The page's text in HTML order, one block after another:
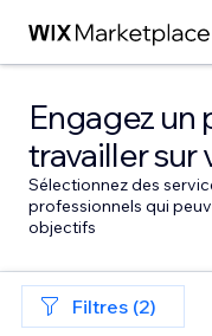
Engagez
travailler sur
Sélectionnez des
professionnels qui
objectifs
Filtres (2)